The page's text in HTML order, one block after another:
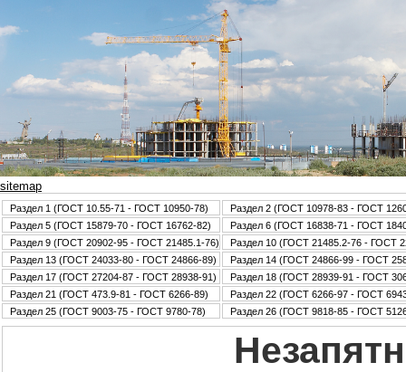
sitemap
Раздел 1 (ГОСТ 10.55-71 - ГОСТ 10950-78)
Раздел 2 (ГОСТ 10978-83 - ГОСТ
Раздел 5 (ГОСТ 15879-70 - ГОСТ 16762-82)
Раздел 6 (ГОСТ 16838-71 - ГОСТ
Раздел 9 (ГОСТ 20902-95 - ГОСТ 21485.1-76)
Раздел 10 (ГОСТ 21485.2-76 - ГОСТ
Раздел 13 (ГОСТ 24033-80 - ГОСТ 24866-89)
Раздел 14 (ГОСТ 24866-99 - ГОСТ
Раздел 17 (ГОСТ 27204-87 - ГОСТ 28938-91)
Раздел 18 (ГОСТ 28939-91 - ГОСТ
Раздел 21 (ГОСТ 473.9-81 - ГОСТ 6266-89)
Раздел 22 (ГОСТ 6266-97 - ГОСТ
Раздел 25 (ГОСТ 9003-75 - ГОСТ 9780-78)
Раздел 26 (ГОСТ 9818-85 - ГОСТ